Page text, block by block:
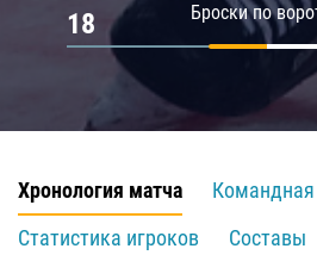
Броски по
18
Хронология матча
Командная
Статистика игроков
Составы